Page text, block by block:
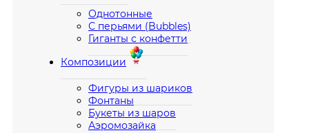
Однотонные
С перьями (Bubbles)
Гиганты с конфетти
Композиции
Фигуры из шариков
Фонтаны
Букеты из шаров
Аэромозайка